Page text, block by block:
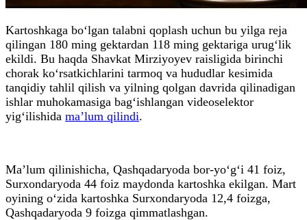
Kartoshkaga bo‘lgan talabni qoplash uchun bu yilga reja
qilingan 180 ming gektardan 118 ming gektariga urug‘lik
ekildi. Bu haqda Shavkat Mirziyoyev raisligida birinchi
chorak ko‘rsatkichlarini tarmoq va hududlar kesimida
tanqidiy tahlil qilish va yilning qolgan davrida qilinadigan
ishlar muhokamasiga bag‘ishlangan videoselektor
yig‘ilishida ma’lum qilindi.
Ma’lum qilinishicha, Qashqadaryoda bor-yo‘g‘i 41 foiz,
Surxondaryoda 44 foiz maydonda kartoshka ekilgan. Mart
oyining o‘zida kartoshka Surxondaryoda 12,4 foizga,
Qashqadaryoda 9 foizga qimmatlashgan.